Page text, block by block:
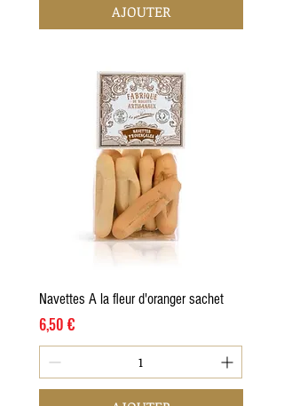
AJOUTER
Navettes A la fleur d'oranger sachet
Prix
6,50 €